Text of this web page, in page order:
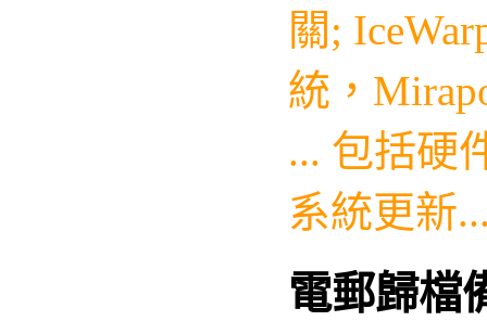
關;
統，
... 包括硬
系統更新
電郵歸檔